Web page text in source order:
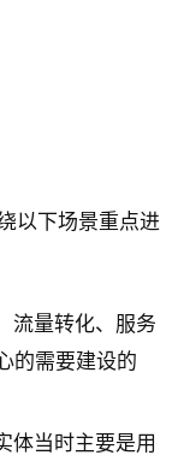
以下场景重点进
流量转化、服务
的需要建设的
体当时主要是用